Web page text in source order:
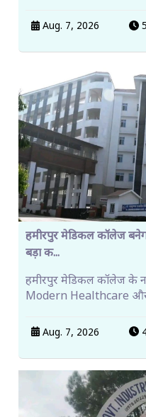
Aug. 7, 2026
हमीरपुर मेडिकल कॉलेज
बड़ा क...
हमीरपुर मेडिकल कॉलेज के
Modern Healthcare
Aug. 7, 2026